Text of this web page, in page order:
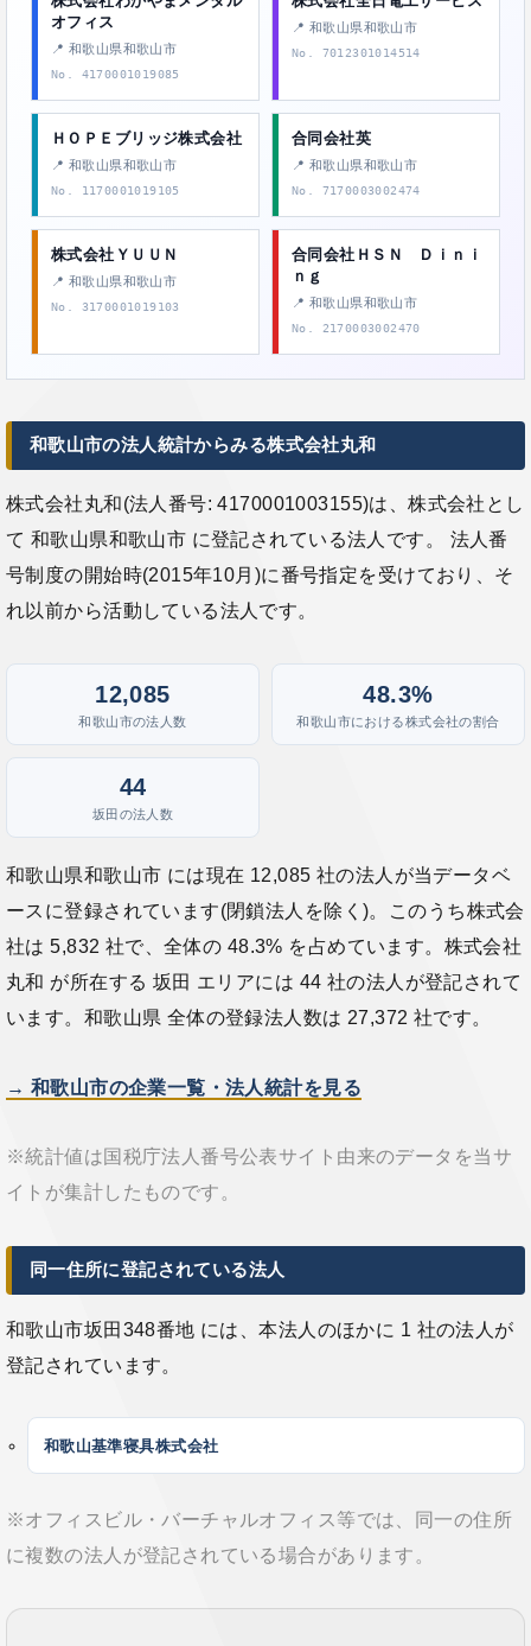
オフィス
📍 和歌山県和歌山市
No. 4170001019085
📍 和歌山県和歌山市
No. 7012301014514
ＨＯＰＥブリッジ株式会社
📍 和歌山県和歌山市
No. 1170001019105
合同会社英
📍 和歌山県和歌山市
No. 7170003002474
株式会社ＹＵＵＮ
📍 和歌山県和歌山市
No. 3170001019103
合同会社ＨＳＮ Ｄｉｎｉ
ｎｇ
📍 和歌山県和歌山市
No. 2170003002470
和歌山市の法人統計からみる株式会社丸和
株式会社丸和(法人番号: 4170001003155)は、株式会社とし
て 和歌山県和歌山市 に登記されている法人です。 法人番
号制度の開始時(2015年10月)に番号指定を受けており、そ
れ以前から活動している法人です。
12,085
和歌山市の法人数
48.3%
和歌山市における株式会社の割合
44
坂田の法人数
和歌山県和歌山市 には現在 12,085 社の法人が当データベ
ースに登録されています(閉鎖法人を除く)。このうち株式会
社は 5,832 社で、全体の 48.3% を占めています。株式会社
丸和 が所在する 坂田 エリアには 44 社の法人が登記されて
います。和歌山県 全体の登録法人数は 27,372 社です。
→ 和歌山市の企業一覧・法人統計を見る
※統計値は国税庁法人番号公表サイト由来のデータを当サ
イトが集計したものです。
同一住所に登記されている法人
和歌山市坂田348番地 には、本法人のほかに 1 社の法人が
登記されています。
和歌山基準寝具株式会社
※オフィスビル・バーチャルオフィス等では、同一の住所
に複数の法人が登記されている場合があります。